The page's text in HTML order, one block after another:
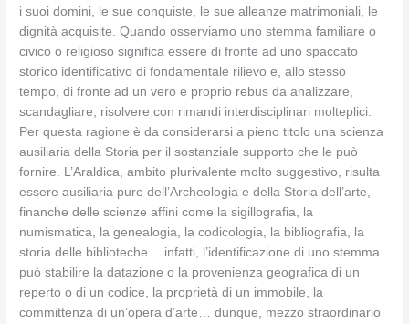
i suoi domini, le sue conquiste, le sue alleanze matrimoniali, le
dignità acquisite. Quando osserviamo uno stemma familiare o
civico o religioso significa essere di fronte ad uno spaccato
storico identificativo di fondamentale rilievo e, allo stesso
tempo, di fronte ad un vero e proprio rebus da analizzare,
scandagliare, risolvere con rimandi interdisciplinari molteplici.
Per questa ragione è da considerarsi a pieno titolo una scienza
ausiliaria della Storia per il sostanziale supporto che le può
fornire. L’Araldica, ambito plurivalente molto suggestivo, risulta
essere ausiliaria pure dell’Archeologia e della Storia dell’arte,
finanche delle scienze affini come la sigillografia, la
numismatica, la genealogia, la codicologia, la bibliografia, la
storia delle biblioteche… infatti, l’identificazione di uno stemma
può stabilire la datazione o la provenienza geografica di un
reperto o di un codice, la proprietà di un immobile, la
committenza di un’opera d’arte… dunque, mezzo straordinario